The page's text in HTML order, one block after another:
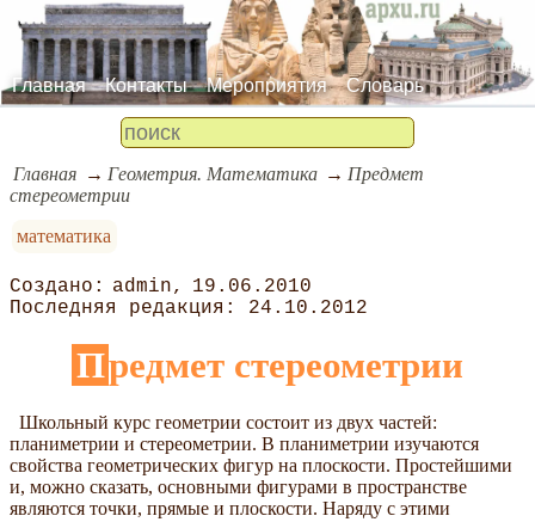
Главная Контакты Мероприятия Словарь
Главная Геометрия. Математика
Предмет
стереометрии
математика
admin
19.06.2010
24.10.2012
Предмет стереометрии
Школьный курс геометрии состоит из двух частей:
планиметрии и стереометрии. В планиметрии изучаются
свойства геометрических фигур на плоскости. Простейшими
и, можно сказать, основными фигурами в пространстве
являются точки, прямые и плоскости. Наряду с этими